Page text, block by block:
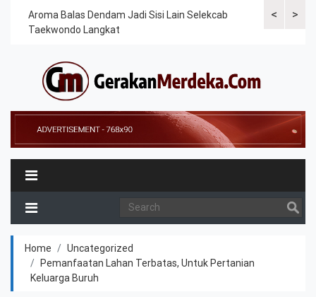
<
Aroma Balas Dendam Jadi Sisi Lain Selekcab
Taekwondo Langkat
>
Home
Uncategorized
Pemanfaatan Lahan Terbatas, Untuk Pertanian
Keluarga Buruh